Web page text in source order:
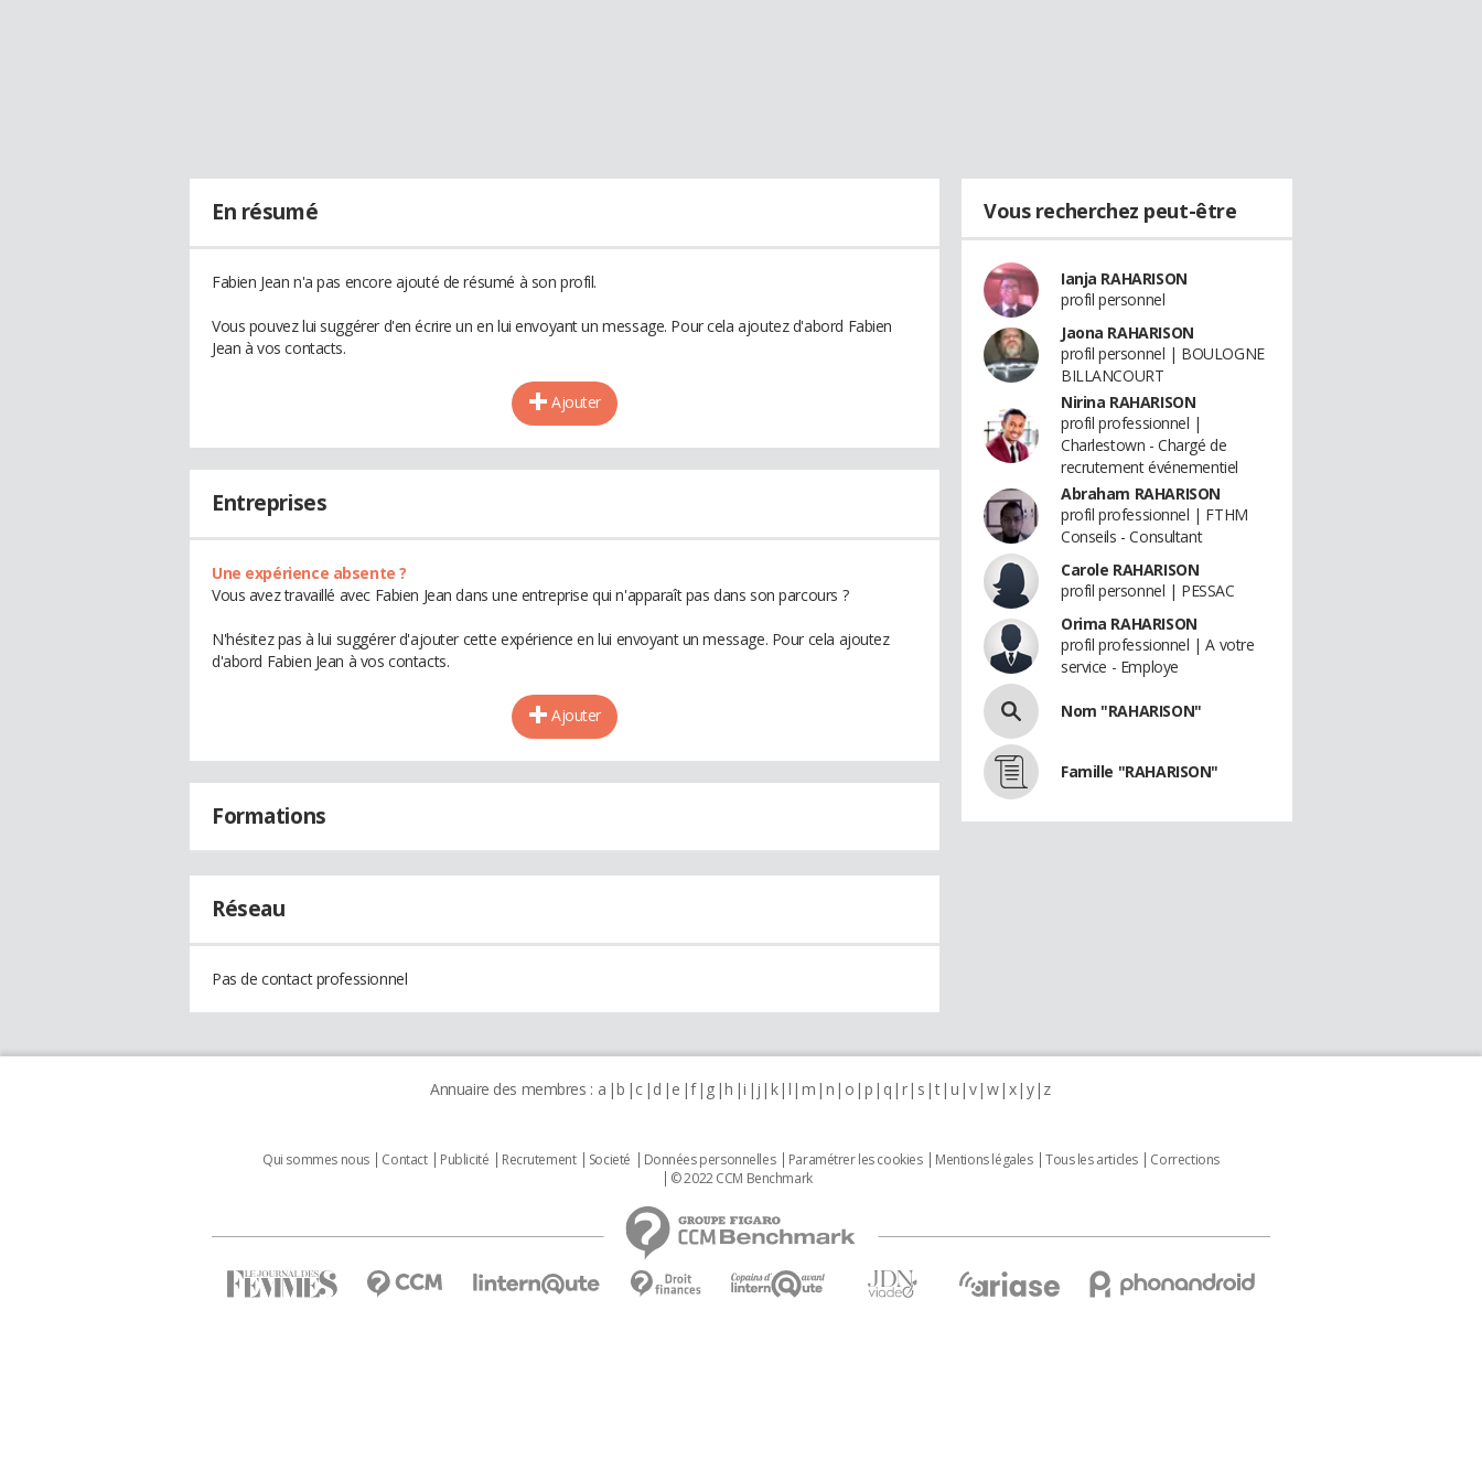
En résumé
Fabien Jean n'a pas encore ajouté de résumé à son profil.
Vous pouvez lui suggérer d'en écrire un en lui envoyant un message. Pour cela ajoutez d'abord Fabien
Jean à vos contacts.
Ajouter
Entreprises
Une expérience absente ?
Vous avez travaillé avec Fabien Jean dans une entreprise qui n'apparaît pas dans son parcours ?
N'hésitez pas à lui suggérer d'ajouter cette expérience en lui envoyant un message. Pour cela ajoutez
d'abord Fabien Jean à vos contacts.
Ajouter
Formations
Réseau
Pas de contact professionnel
Vous recherchez peut-être
Ianja RAHARISON
profil personnel
Jaona RAHARISON
profil personnel | BOULOGNE
BILLANCOURT
Nirina RAHARISON
profil professionnel |
Charlestown - Chargé de
recrutement événementiel
Abraham RAHARISON
profil professionnel | FTHM
Conseils - Consultant
Carole RAHARISON
profil personnel | PESSAC
Orima RAHARISON
profil professionnel | A votre
service - Employe
Nom "RAHARISON"
Famille "RAHARISON"
Annuaire des membres : a b c d e f g h i j k l m n o p q r s t u v w x y z
Qui sommes nous Contact Publicité Recrutement Societé Données personnelles Paramétrer les cookies Mentions légales Tous les articles
Corrections
© 2022 CCM Benchmark